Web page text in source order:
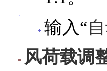
输入“
风荷载调